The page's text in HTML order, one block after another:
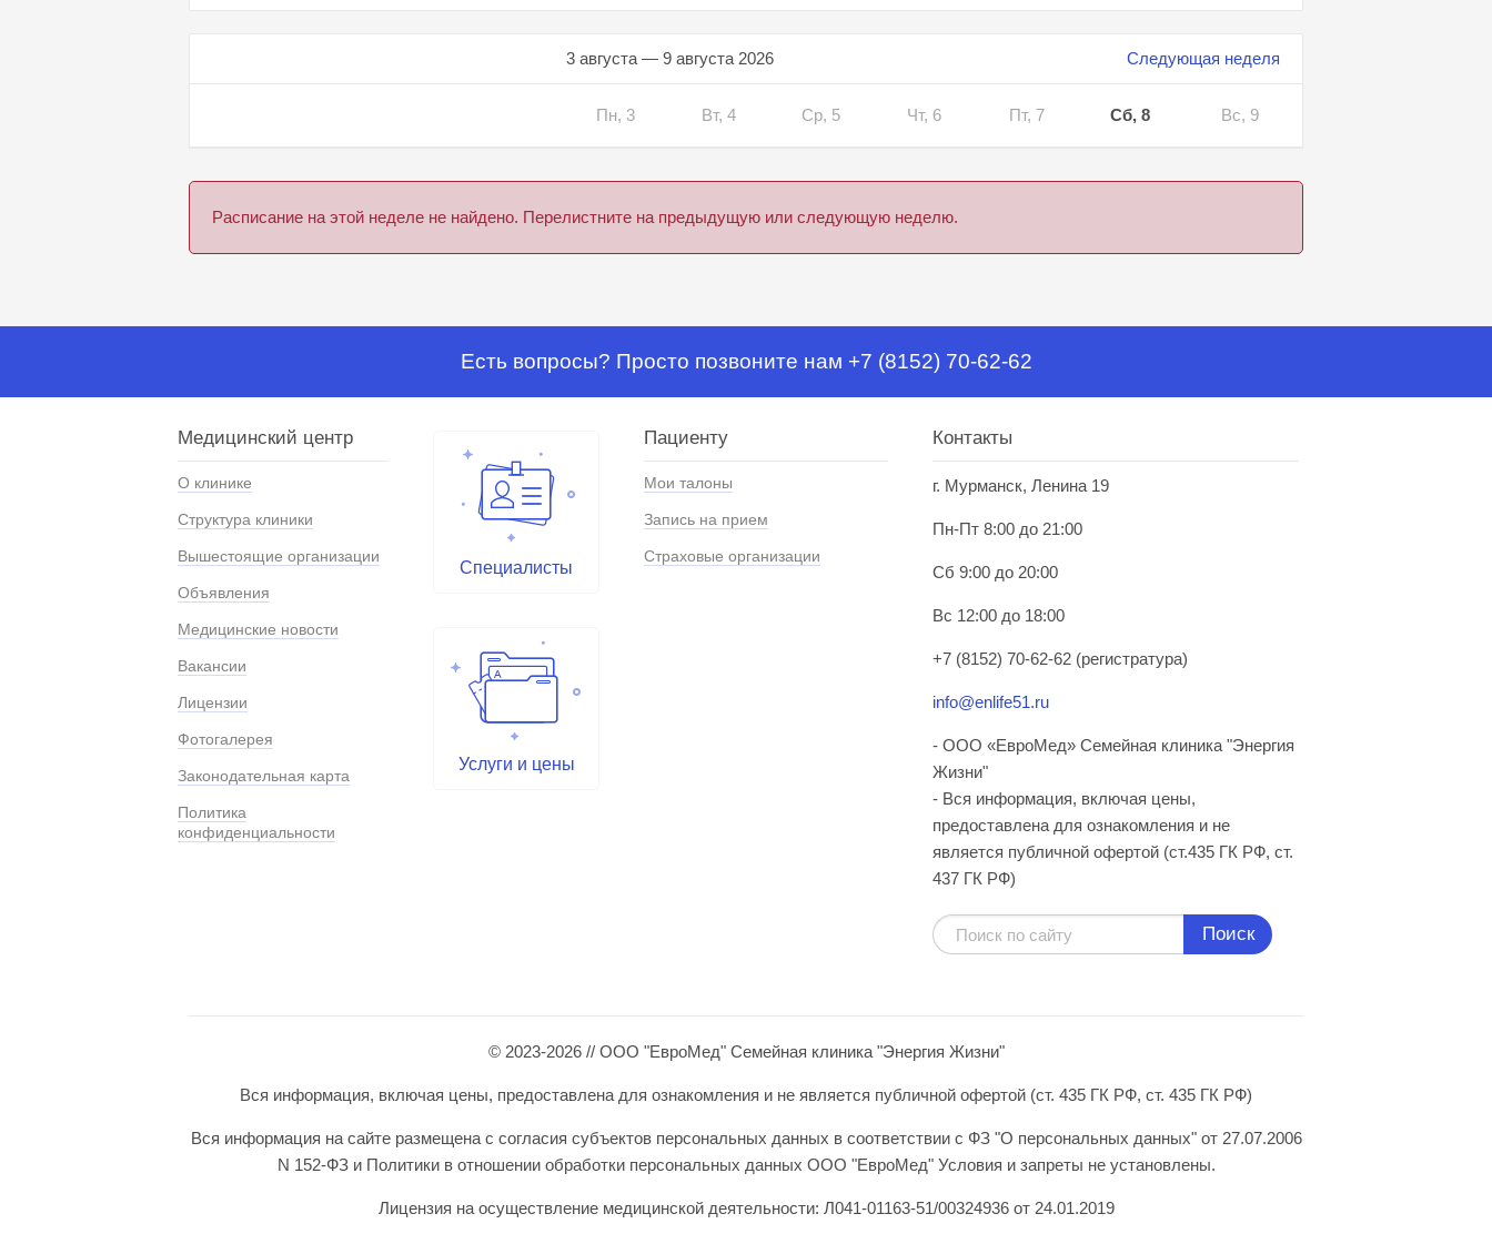
Следующая неделя
3 августа — 9 августа 2026
Пн, 3 Вт, 4 Ср, 5 Чт, 6 Пт, 7 Сб, 8 Вс, 9
Расписание на этой неделе не найдено. Перелистните на предыдущую или следующую неделю.
Есть вопросы? Просто позвоните нам +7 (8152) 70-62-62
Медицинский центр
О клинике
Структура клиники
Вышестоящие организации
Объявления
Медицинские новости
Вакансии
Лицензии
Фотогалерея
Законодательная карта
Политика
конфиденциальности
Специалисты
Услуги и цены
Пациенту
Мои талоны
Запись на прием
Страховые организации
Контакты
г. Мурманск, Ленина 19
Пн-Пт 8:00 до 21:00
Сб 9:00 до 20:00
Вс 12:00 до 18:00
+7 (8152) 70-62-62 (регистратура)
info@enlife51.ru
- ООО «ЕвроМед» Семейная клиника "Энергия
Жизни"
- Вся информация, включая цены,
предоставлена для ознакомления и не
является публичной офертой (ст.435 ГК РФ, cт.
437 ГК РФ)
Поиск
© 2023-2026 // ООО "ЕвроМед" Семейная клиника "Энергия Жизни"
Вся информация, включая цены, предоставлена для ознакомления и не является публичной офертой (ст. 435 ГК РФ, ст. 435 ГК РФ)
Вся информация на сайте размещена с согласия субъектов персональных данных в соответствии с ФЗ "О персональных данных" от 27.07.2006
N 152-ФЗ и Политики в отношении обработки персональных данных ООО "ЕвроМед" Условия и запреты не установлены.
Лицензия на осуществление медицинской деятельности: Л041-01163-51/00324936 от 24.01.2019